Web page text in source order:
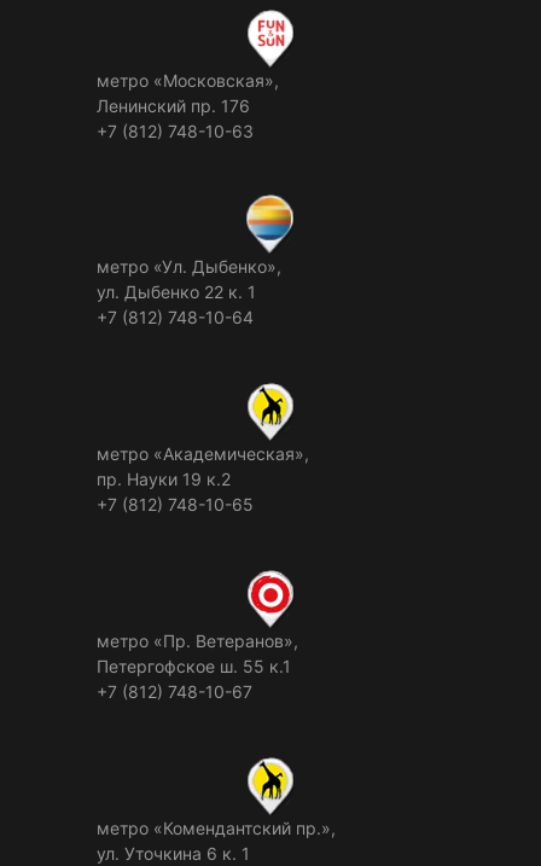
метро «Московская»,
Ленинский пр. 176
+7 (812) 748-10-63
метро «Ул. Дыбенко»,
ул. Дыбенко 22 к. 1
+7 (812) 748-10-64
метро «Академическая»,
пр. Науки 19 к.2
+7 (812) 748-10-65
метро «Пр. Ветеранов»,
Петергофское ш. 55 к.1
+7 (812) 748-10-67
метро «Комендантский пр.»,
ул. Уточкина 6 к. 1